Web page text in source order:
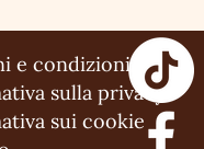
e condizioni
sulla privacy
sui cookie